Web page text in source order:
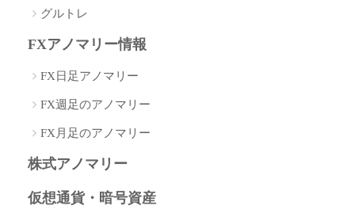
グルトレ
FXアノマリー情報
FX日足アノマリー
FX週足のアノマリー
FX月足のアノマリー
株式アノマリー
仮想通貨・暗号資産